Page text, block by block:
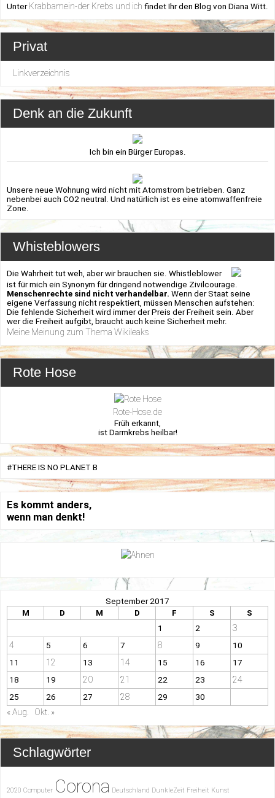
Unter Krabbamein-der Krebs und ich findet Ihr den Blog von Diana Witt.
Privat
Linkverzeichnis
Denk an die Zukunft
Ich bin ein Bürger Europas.
Unsere neue Wohnung wird nicht mit Atomstrom betrieben. Ganz
nebenbei auch CO2 neutral. Und natürlich ist es eine atomwaffenfreie
Zone.
Whisteblowers
Die Wahrheit tut weh, aber wir brauchen sie. Whistleblower
ist für mich ein Synonym für dringend notwendige Zivilcourage.
Menschenrechte sind nicht verhandelbar. Wenn der Staat seine
eigene Verfassung nicht respektiert, müssen Menschen aufstehen:
Die fehlende Sicherheit wird immer der Preis der Freiheit sein. Aber
wer die Freiheit aufgibt, braucht auch keine Sicherheit mehr.
Meine Meinung zum Thema Wikileaks
Rote Hose
Rote-Hose.de
Früh erkannt,
ist Darmkrebs heilbar!
#THERE IS NO PLANET B
Es kommt anders,
wenn man denkt!
September 2017
M
D M D F S
S
1
2
3
4
5 6 7 8 9
10
11
12 13 14 15 16
17
18
19 20 21 22 23 24
25 26 27 28 29 30
« Aug. Okt. »
Schlagwörter
2020 Computer Corona Deutschland DunkleZeit Freiheit Kunst